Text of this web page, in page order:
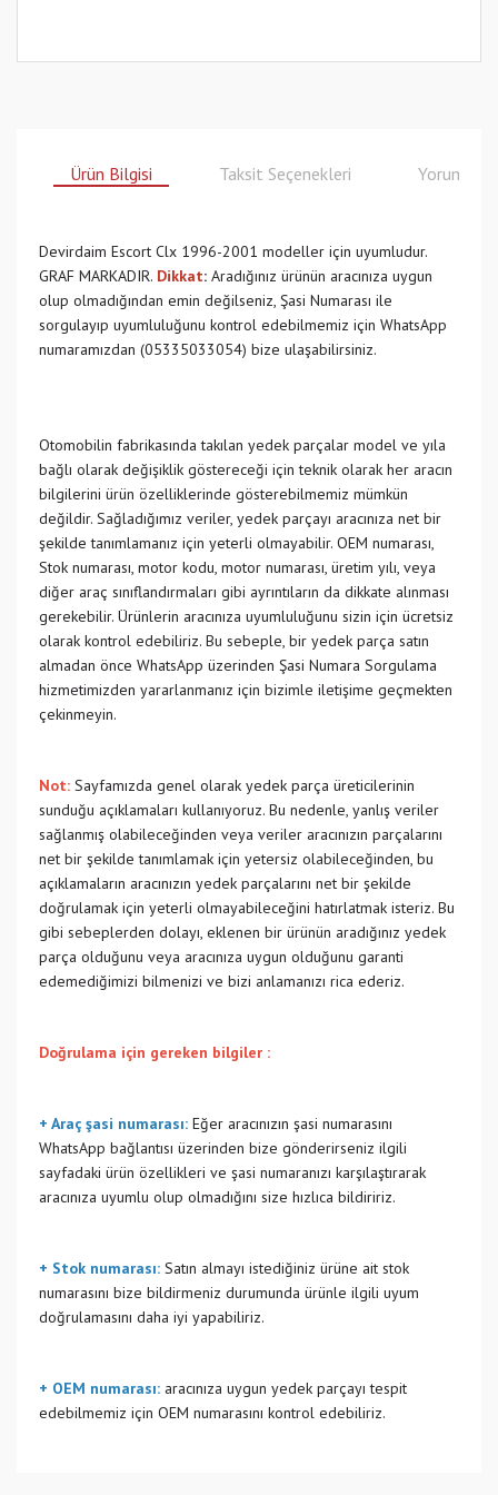
Ürün Bilgisi Taksit Seçenekleri Yorumlar
Devirdaim Escort Clx 1996-2001 modeller için uyumludur.
GRAF MARKADIR. Dikkat: Aradığınız ürünün aracınıza uygun
olup olmadığından emin değilseniz, Şasi Numarası ile
sorgulayıp uyumluluğunu kontrol edebilmemiz için WhatsApp
numaramızdan (05335033054) bize ulaşabilirsiniz.
Otomobilin fabrikasında takılan yedek parçalar model ve yıla
bağlı olarak değişiklik göstereceği için teknik olarak her aracın
bilgilerini ürün özelliklerinde gösterebilmemiz mümkün
değildir. Sağladığımız veriler, yedek parçayı aracınıza net bir
şekilde tanımlamanız için yeterli olmayabilir. OEM numarası,
Stok numarası, motor kodu, motor numarası, üretim yılı, veya
diğer araç sınıflandırmaları gibi ayrıntıların da dikkate alınması
gerekebilir. Ürünlerin aracınıza uyumluluğunu sizin için ücretsiz
olarak kontrol edebiliriz. Bu sebeple, bir yedek parça satın
almadan önce WhatsApp üzerinden Şasi Numara Sorgulama
hizmetimizden yararlanmanız için bizimle iletişime geçmekten
çekinmeyin.
Not: Sayfamızda genel olarak yedek parça üreticilerinin
sunduğu açıklamaları kullanıyoruz. Bu nedenle, yanlış veriler
sağlanmış olabileceğinden veya veriler aracınızın parçalarını
net bir şekilde tanımlamak için yetersiz olabileceğinden, bu
açıklamaların aracınızın yedek parçalarını net bir şekilde
doğrulamak için yeterli olmayabileceğini hatırlatmak isteriz. Bu
gibi sebeplerden dolayı, eklenen bir ürünün aradığınız yedek
parça olduğunu veya aracınıza uygun olduğunu garanti
edemediğimizi bilmenizi ve bizi anlamanızı rica ederiz.
Doğrulama için gereken bilgiler :
+ Araç şasi numarası: Eğer aracınızın şasi numarasını
WhatsApp bağlantısı üzerinden bize gönderirseniz ilgili
sayfadaki ürün özellikleri ve şasi numaranızı karşılaştırarak
aracınıza uyumlu olup olmadığını size hızlıca bildiririz.
+ Stok numarası: Satın almayı istediğiniz ürüne ait stok
numarasını bize bildirmeniz durumunda ürünle ilgili uyum
doğrulamasını daha iyi yapabiliriz.
+ OEM numarası: aracınıza uygun yedek parçayı tespit
edebilmemiz için OEM numarasını kontrol edebiliriz.